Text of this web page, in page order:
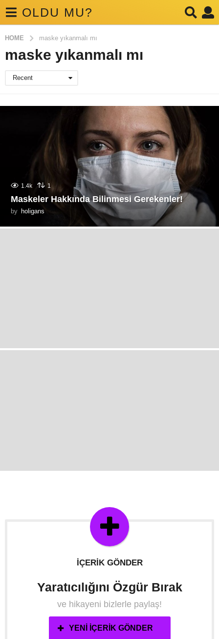
OLDU MU?
HOME maske yıkanmalı mı
maske yıkanmalı mı
Recent
1.4k 1
Maskeler Hakkında Bilinmesi Gerekenler!
by holigans
İÇERIK GÖNDER
Yaratıcılığını Özgür Bırak
ve hikayeni bizlerle paylaş!
YENI İÇERIK GÖNDER